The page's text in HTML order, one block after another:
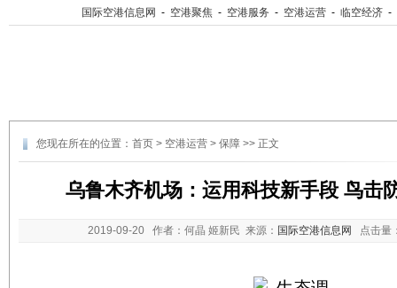
国际空港信息网 - 空港聚焦 - 空港服务 - 空港运营 - 临空经济 -
您现在所在的位置： 首页 > 空港运营 > 保障 >> 正文
乌鲁木齐机场：运用科技新手段 鸟击
2019-09-20 作者：何晶 姬新民 来源： 国际空港信息网 点击量